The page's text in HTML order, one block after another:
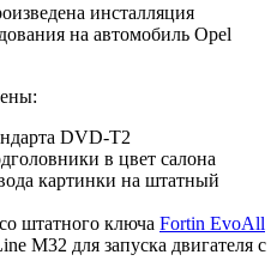
инсталляция
на автомобиль Opel
DVD-T2
в цвет салона
картинки на штатный
штатного ключа Fortin EvoAll
M32 для запуска двигателя с